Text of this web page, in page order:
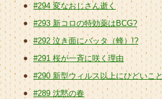
#294 変なおじさん逝く
#293 新コロの特効薬はBCG?
#292 泣き面にバッタ（蜂）!?
#291 桜が一斉に咲く理由
#290 新型ウィルス以上にひどいこと
#289 沈黙の春